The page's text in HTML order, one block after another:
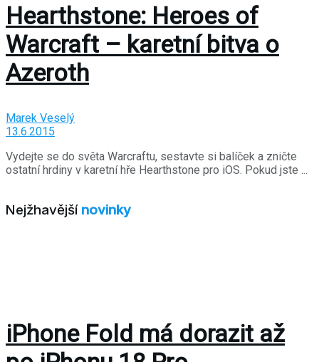
Hearthstone: Heroes of
Warcraft – karetní bitva o
Azeroth
Marek Veselý
13.6.2015
Vydejte se do světa Warcraftu, sestavte si balíček a zničte
ostatní hrdiny v karetní hře Hearthstone pro iOS. Pokud jste ...
Nejžhavějšínovinky
iPhone Fold má dorazit až